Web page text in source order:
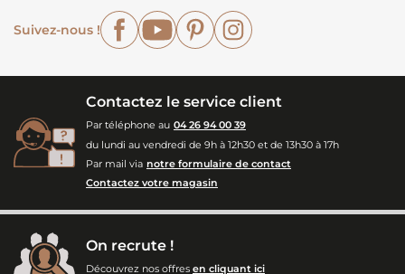
Suivez-nous !
FacebookYouTubePinterest
Contactez le service client
Par téléphone au 04 26 94 00 39
du lundi au vendredi de 9h à 12h30 et de 13h30 à 17h
Par mail via notre formulaire de contact
Contactez votre magasin
On recrute !
Découvrez nos offres en cliquant ici